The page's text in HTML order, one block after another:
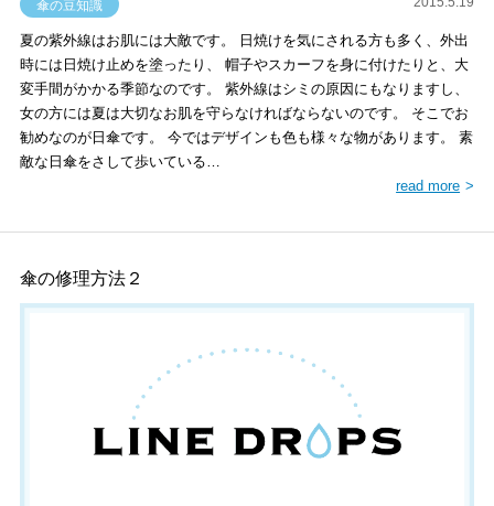
傘の豆知識
夏の紫外線はお肌には大敵です。 日焼けを気にされる方も多く、外出
時には日焼け止めを塗ったり、 帽子やスカーフを身に付けたりと、大
変手間がかかる季節なのです。 紫外線はシミの原因にもなりますし、
女の方には夏は大切なお肌を守らなければならないのです。 そこでお
勧めなのが日傘です。 今ではデザインも色も様々な物があります。 素
敵な日傘をさして歩いている…
read more
傘の修理方法２